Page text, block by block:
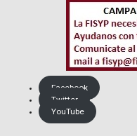
Facebook
Twitter
YouTube